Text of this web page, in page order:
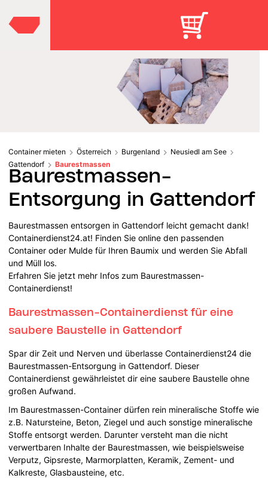
Container mieten Österreich Burgenland
Neusiedl am See
Gattendorf
Baurestmassen
Baurestmassen-
Entsorgung in Gattendorf
Baurestmassen entsorgen in Gattendorf leicht gemacht dank!
Containerdienst24.at! Finden Sie online den passenden
Container oder Mulde für Ihren Baumix und werden Sie Abfall
und Müll los.
Erfahren Sie jetzt mehr Infos zum Baurestmassen-
Containerdienst!
Baurestmassen-Containerdienst für eine
saubere Baustelle in Gattendorf
Spar dir Zeit und Nerven und überlasse Containerdienst24 die
Baurestmassen-Entsorgung in Gattendorf. Dieser
Containerdienst gewährleistet dir eine saubere Baustelle ohne
großen Aufwand.
Im Baurestmassen-Container dürfen rein mineralische Stoffe wie
z.B. Natursteine, Beton, Ziegel und auch sonstige mineralische
Stoffe entsorgt werden. Darunter versteht man die nicht
verwertbaren Inhalte der Baurestmassen, wie beispielsweise
Verputz, Gipsreste, Marmorplatten, Keramik, Zement- und
Kalkreste, Glasbausteine, etc.